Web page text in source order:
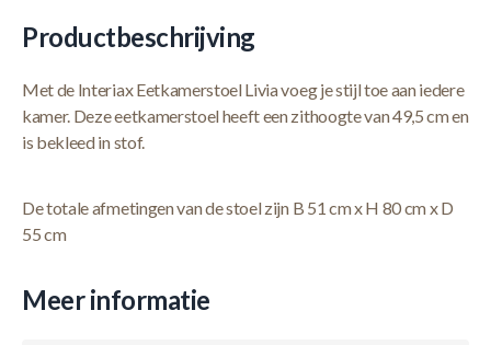
Productbeschrijving
Met de Interiax Eetkamerstoel Livia voeg je stijl toe aan iedere
kamer. Deze eetkamerstoel heeft een zithoogte van 49,5 cm en
is bekleed in stof.
De totale afmetingen van de stoel zijn B 51 cm x H 80 cm x D
55 cm
Meer informatie